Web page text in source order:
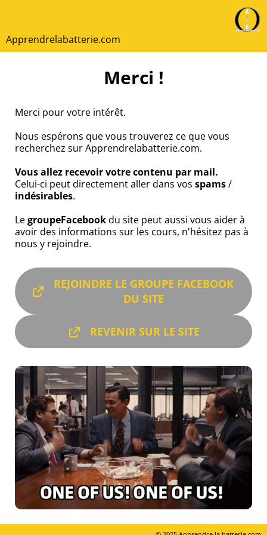
Apprendrelabatterie.com
Merci !
Merci pour votre intérêt.
Nous espérons que vous trouverez ce que vous
recherchez sur Apprendrelabatterie.com.
Vous allez recevoir votre contenu par mail.
Celui-ci peut directement aller dans vos spams/
indésirables.
LegroupeFacebookdu site peut aussi vous aider à
avoir des informations sur les cours, n'hésitez pas à
nous y rejoindre.
REJOINDRE LE GROUPE FACEBOOK
DU SITE
REVENIR SUR LE SITE